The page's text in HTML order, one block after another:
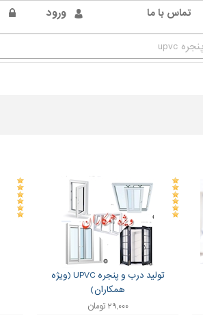
ورود تماس با ما
تولید درب و پنجره UPVC (ویژه
همکاران)
۲۹,۰۰۰ تومان